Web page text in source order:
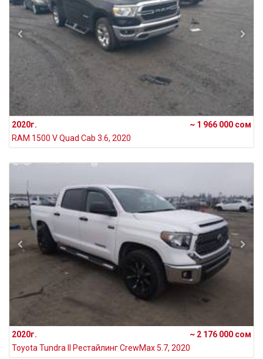
2020г.
~ 1 966 000 сом
RAM 1500 V Quad Cab 3.6, 2020
2020г.
~ 2 176 000 сом
Toyota Tundra II Рестайлинг CrewMax 5.7, 2020